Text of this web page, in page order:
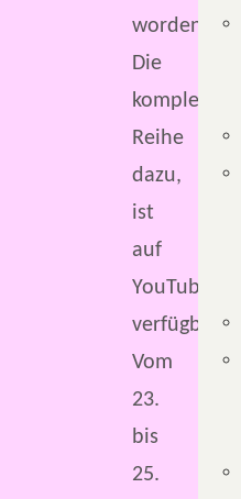
worden.
Die
komplette
Reihe
dazu,
ist
auf
YouTube
verfügbar.
Vom
23.
bis
25.